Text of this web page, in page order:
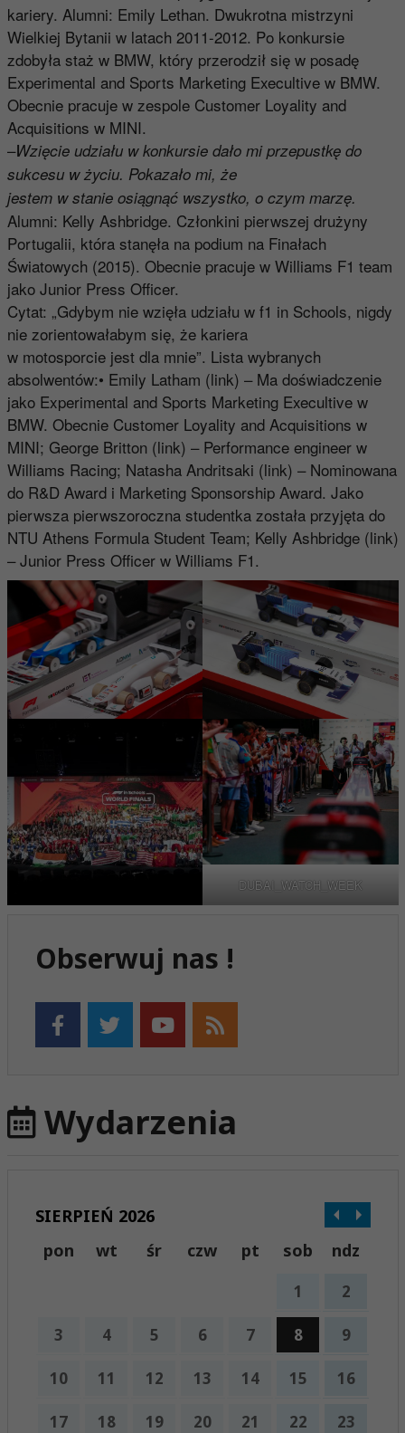
kariery. Alumni: Emily Lethan. Dwukrotna mistrzyni
Wielkiej Bytanii w latach 2011-2012. Po konkursie
zdobyła staż w BMW, który przerodził się w posadę
Experimental and Sports Marketing Execultive w BMW.
Obecnie pracuje w zespole Customer Loyality and
Acquisitions w MINI.
–Wzięcie udziału w konkursie dało mi przepustkę do
sukcesu w życiu. Pokazało mi, że
jestem w stanie osiągnąć wszystko, o czym marzę.
Alumni: Kelly Ashbridge. Członkini pierwszej drużyny
Portugalii, która stanęła na podium na Finałach
Światowych (2015). Obecnie pracuje w Williams F1 team
jako Junior Press Officer.
Cytat: „Gdybym nie wzięła udziału w f1 in Schools, nigdy
nie zorientowałabym się, że kariera
w motosporcie jest dla mnie”. Lista wybranych
absolwentów:• Emily Latham (link) – Ma doświadczenie
jako Experimental and Sports Marketing Execultive w
BMW. Obecnie Customer Loyality and Acquisitions w
MINI; George Britton (link) – Performance engineer w
Williams Racing; Natasha Andritsaki (link) – Nominowana
do R&D Award i Marketing Sponsorship Award. Jako
pierwsza pierwszoroczna studentka została przyjęta do
NTU Athens Formula Student Team; Kelly Ashbridge (link)
– Junior Press Officer w Williams F1.
DUBAI_WATCH_WEEK
Obserwuj nas !
Wydarzenia
SIERPIEŃ 2026
pon
wt śr czw pt sob ndz
1 2
3 4 5 6 7 8 9
10 11 12 13 14 15 16
17 18 19 20 21 22 23